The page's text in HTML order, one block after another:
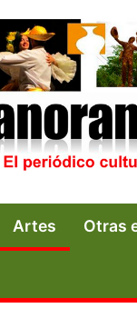
Artes Otras